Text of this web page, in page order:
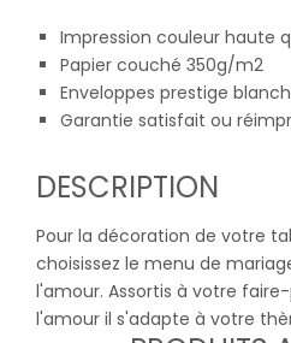
Impression couleur haute
Papier couché 350g/m2
Enveloppes prestige
Garantie satisfait ou
DESCRIPTION
Pour la décoration de votre
choisissez le menu de
l'amour. Assortis à votre
l'amour il s'adapte à votre